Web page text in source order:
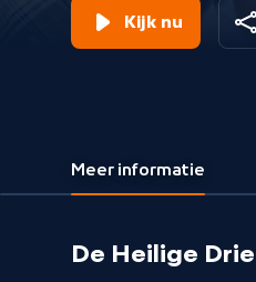
Kijk nu
Meer informatie
De Heilige